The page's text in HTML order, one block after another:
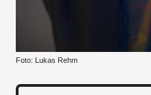
Foto: Lukas Rehm